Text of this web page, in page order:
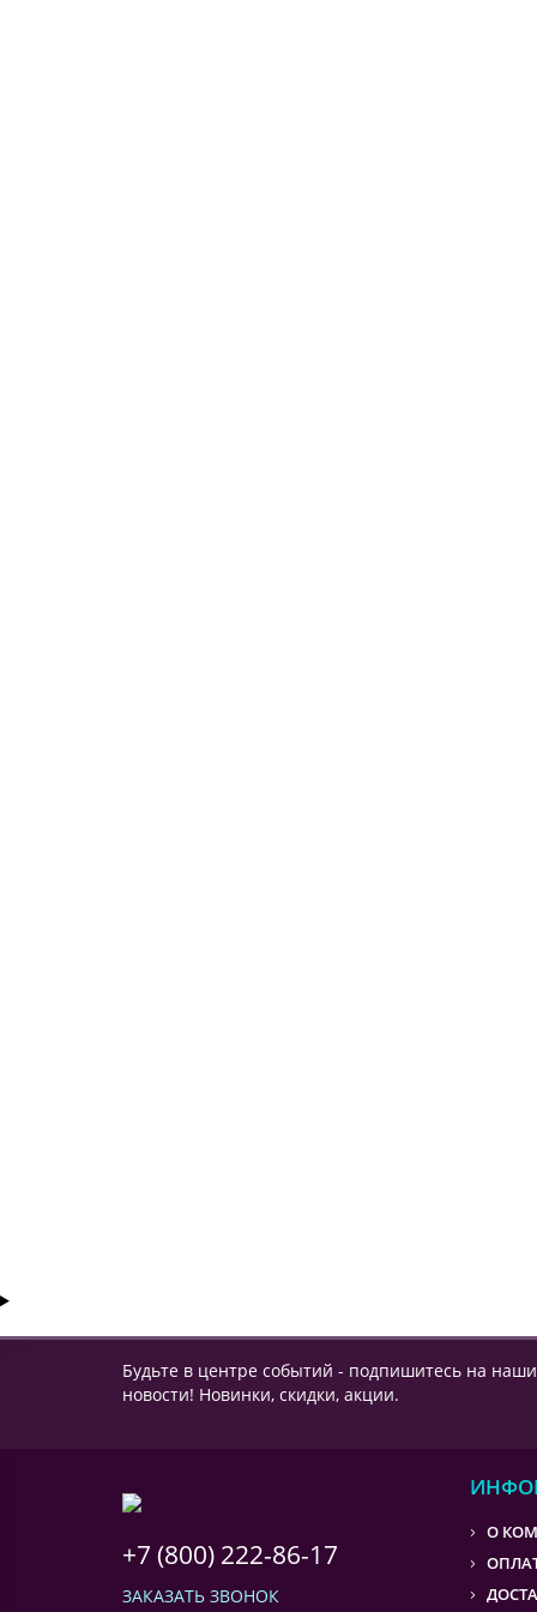
Будьте в центре событий - подпишитесь на наши
новости! Новинки, скидки, акции.
+7 (800) 222-86-17
ЗАКАЗАТЬ ЗВОНОК
О